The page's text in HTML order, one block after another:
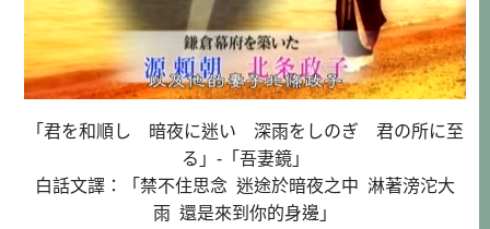
「君を和順し 暗夜に迷い 深雨をしのぎ 君の所に至
る」-「吾妻鏡」
白話文譯：「禁不住思念 迷途於暗夜之中 淋著滂沱大
雨 還是來到你的身邊」